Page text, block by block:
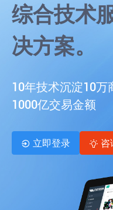
综合技术
决方案。
10年技术沉淀10万
1000亿交易金额
立即登录 咨